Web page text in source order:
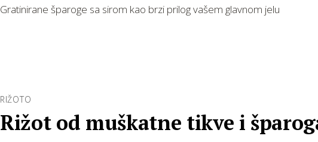
Gratinirane šparoge sa sirom kao brzi prilog vašem glavnom jelu
RIŽOTO
Rižot od muškatne tikve i